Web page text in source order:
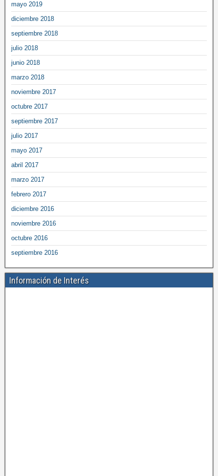
mayo 2019
diciembre 2018
septiembre 2018
julio 2018
junio 2018
marzo 2018
noviembre 2017
octubre 2017
septiembre 2017
julio 2017
mayo 2017
abril 2017
marzo 2017
febrero 2017
diciembre 2016
noviembre 2016
octubre 2016
septiembre 2016
Información de Interés